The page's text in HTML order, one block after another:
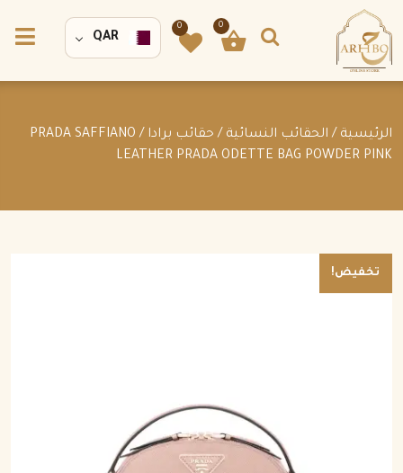
0
0
QAR
الرئيسية / الحقائب النسائية / حقائب برادا
/ PRADA SAFFIANO
LEATHER PRADA ODETTE BAG POWDER PINK
تخفيض!